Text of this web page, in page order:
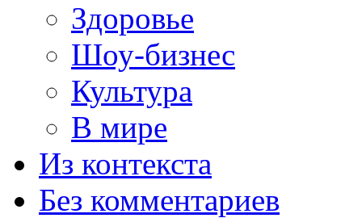
Здоровье
Шоу-бизнес
Культура
В мире
Из контекста
Без комментариев